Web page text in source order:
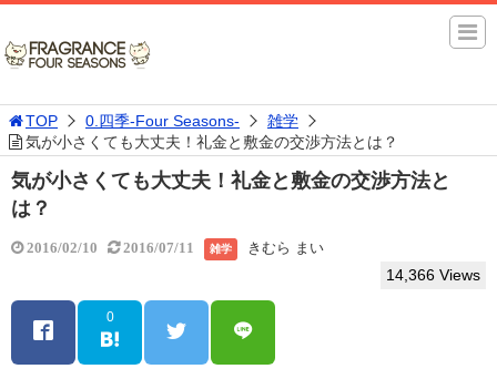
TOP 0.四季-Four Seasons-
雑学
気が小さくても大丈夫！礼金と敷金の交渉方法とは？
気が小さくても大丈夫！礼金と敷金の交渉方法と
は？
2016/02/10 2016/07/11 雑学 きむら まい
14,366 Views
0